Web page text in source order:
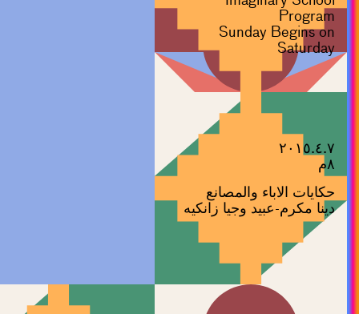
Program
Sunday Begins on
Saturday
٢٠١٥.٤.٧
٨م
حكايات الاباء والمصانع
دينا مكرم-عبيد وجيا زانكيه